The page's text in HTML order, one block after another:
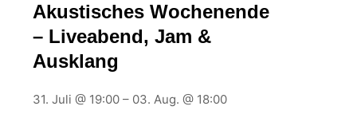
Akustisches Wochenende
– Liveabend, Jam &
Ausklang
31. Juli @ 19:00 – 03. Aug. @ 18:00